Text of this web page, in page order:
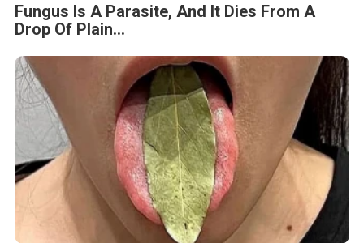
Fungus Is A Parasite, And It Dies From A
Drop Of Plain...